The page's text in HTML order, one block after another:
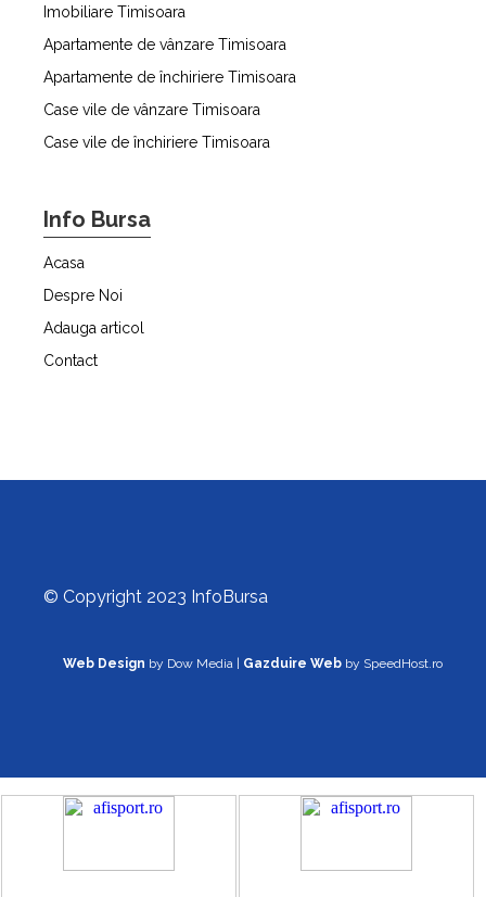
Imobiliare Timisoara
Apartamente de vânzare Timisoara
Apartamente de închiriere Timisoara
Case vile de vânzare Timisoara
Case vile de închiriere Timisoara
Info Bursa
Acasa
Despre Noi
Adauga articol
Contact
© Copyright 2023 InfoBursa
Web Design by Dow Media | Gazduire Web by SpeedHost.ro